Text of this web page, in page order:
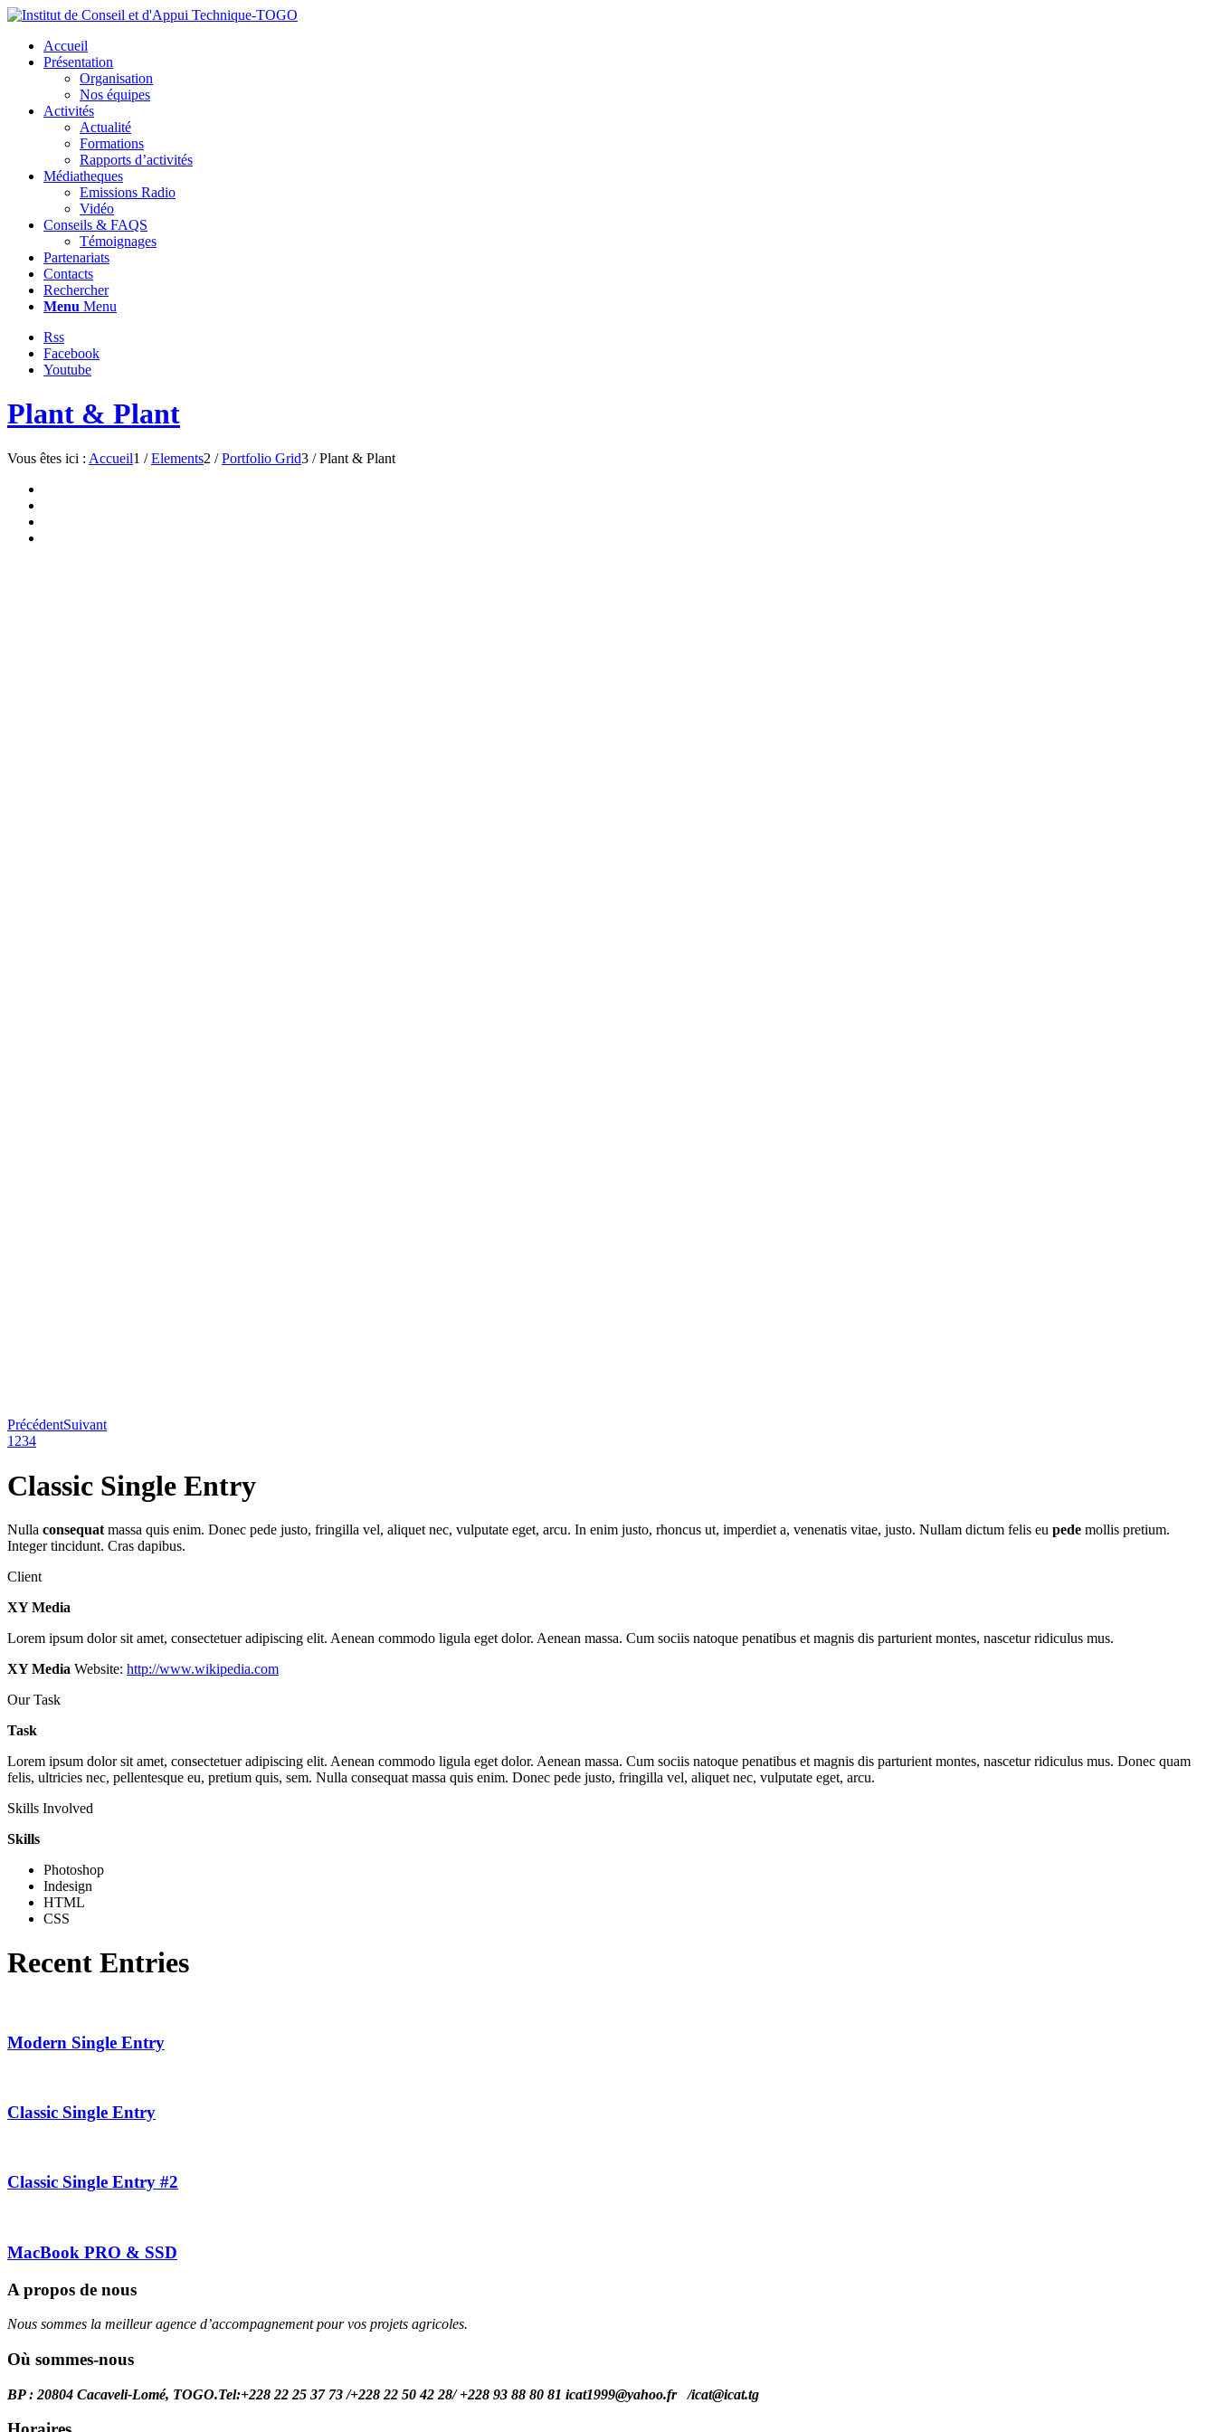
Accueil
Présentation
Organisation
Nos équipes
Activités
Actualité
Formations
Rapports d’activités
Médiatheques
Emissions Radio
Vidéo
Conseils & FAQS
Témoignages
Partenariats
Contacts
Rechercher
Menu Menu
Rss
Facebook
Youtube
Plant & Plant
Vous êtes ici : Accueil1 / Elements2 / Portfolio Grid3 / Plant & Plant
PrécédentSuivant
1 234
Classic Single Entry
Nulla consequat massa quis enim. Donec pede justo, fringilla vel, aliquet nec, vulputate eget, arcu. In enim justo, rhoncus ut, imperdiet a, venenatis vitae, justo. Nullam dictum felis eu pede mollis pretium.
Integer tincidunt. Cras dapibus.
Client
XY Media
Lorem ipsum dolor sit amet, consectetuer adipiscing elit. Aenean commodo ligula eget dolor. Aenean massa. Cum sociis natoque penatibus et magnis dis parturient montes, nascetur ridiculus mus.
XY Media Website: http://www.wikipedia.com
Our Task
Task
Lorem ipsum dolor sit amet, consectetuer adipiscing elit. Aenean commodo ligula eget dolor. Aenean massa. Cum sociis natoque penatibus et magnis dis parturient montes, nascetur ridiculus mus. Donec quam
felis, ultricies nec, pellentesque eu, pretium quis, sem. Nulla consequat massa quis enim. Donec pede justo, fringilla vel, aliquet nec, vulputate eget, arcu.
Skills Involved
Skills
Photoshop
Indesign
HTML
CSS
Recent Entries
Modern Single Entry
Classic Single Entry
Classic Single Entry #2
MacBook PRO & SSD
A propos de nous
Nous sommes la meilleur agence d’accompagnement pour vos projets agricoles.
Où sommes-nous
BP : 20804 Cacaveli-Lomé, TOGO.Tel:+228 22 25 37 73 /+228 22 50 42 28/ +228 93 88 80 81 icat1999@yahoo.fr /icat@icat.tg